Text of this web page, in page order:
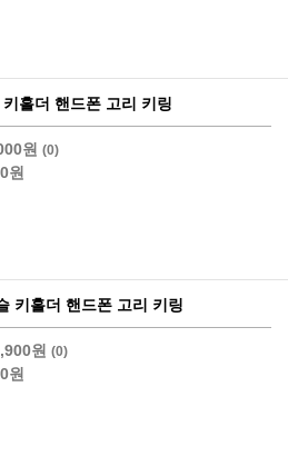
홀더 핸드폰 고리 키링
원 (0)
원
키홀더 핸드폰 고리 키링
원 (0)
원